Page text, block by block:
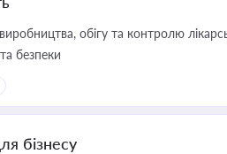
обігу та контролю
безпеки
бізнесу